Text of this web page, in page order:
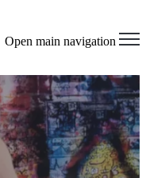
Open main navigation